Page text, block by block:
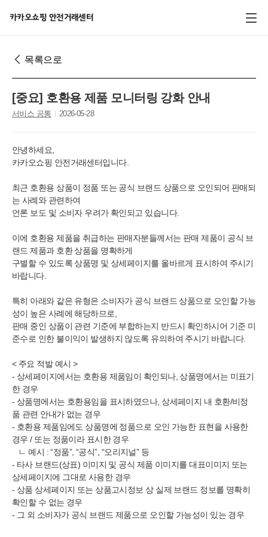
카카오쇼핑 안전거래센터
[중요] 호환용 제품 모니터링 강화 안내
서비스 공통 2026-05-28
안녕하세요,
카카오쇼핑 안전거래센터입니다.
최근 호환용 상품이 정품 또는 공식 브랜드 상품으로 오인되어 판매되
는 사례와 관련하여
언론 보도 및 소비자 우려가 확인되고 있습니다.
이에 호환용 제품을 취급하는 판매자분들께서는 판매 제품이 공식 브
랜드 제품과 호환 상품을 명확하게
구별할 수 있도록 상품명 및 상세페이지를 올바르게 표시하여 주시기
바랍니다.
특히 아래와 같은 유형은 소비자가 공식 브랜드 상품으로 오인할 가능
성이 높은 사례에 해당하므로,
판매 중인 상품이 관련 기준에 부합하는지 반드시 확인하시어 기준 미
준수로 인한 불이익이 발생하지 않도록 유의하여 주시기 바랍니다.
< 주요 적발 예시 >
- 상세페이지에서는 호환용 제품임이 확인되나, 상품명에서는 미표기
한 경우
- 상품명에서는 호환용임을 표시하였으나, 상세페이지 내 호환/비정
품 관련 안내가 없는 경우
- 호환용 제품임에도 상품명에 정품으로 오인 가능한 표현을 사용한
경우 / 또는 정품이라 표시한 경우
ㄴ 예시 : “정품”, “공식”, “오리지널” 등
- 타사 브랜드(상표) 이미지 및 공식 제품 이미지를 대표이미지 또는
상세페이지에 그대로 사용한 경우
- 상품 상세페이지 또는 상품고시정보 상 실제 브랜드 정보를 명확히
확인할 수 없는 경우
- 그 외 소비자가 공식 브랜드 제품으로 오인할 가능성이 있는 경우
목록으로